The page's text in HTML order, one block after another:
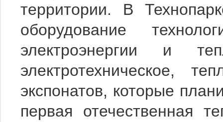
территории. В
оборудование
электроэнергии и
электротехническое,
экспонатов, которые
первая отечественная